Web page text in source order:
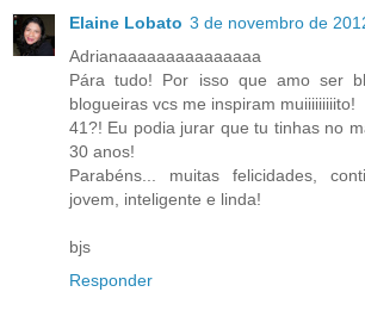
Elaine Lobato 3 de novembro de
Adrianaaaaaaaaaaaaaaa
Pára tudo! Por isso que amo ser
blogueiras vcs me inspiram muiiiiiiiiito!
41?! Eu podia jurar que tu tinhas no
30 anos!
Parabéns... muitas felicidades,
jovem, inteligente e linda!
bjs
Responder